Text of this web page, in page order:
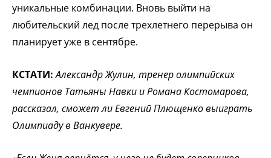
уникальные комбинации. Вновь выйти на
любительский лед после трехлетнего перерыва он
планирует уже в сентябре.
КСТАТИ: Александр Жулин, тренер олимпийских
чемпионов Татьяны Навки и Романа Костомарова,
рассказал, сможет ли Евгений Плющенко выиграть
Олимпиаду в Ванкувере.